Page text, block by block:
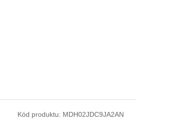
Kód produktu: MDH02JDC9JA2AN